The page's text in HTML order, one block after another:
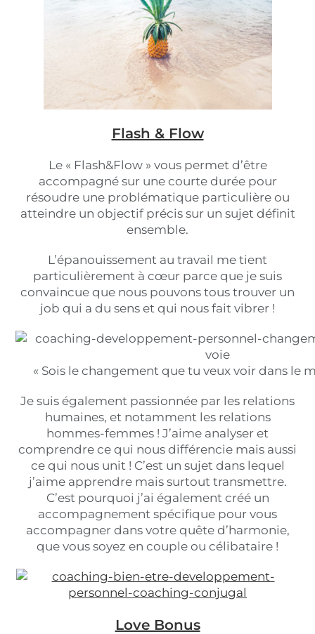
Flash & Flow
Le « Flash&Flow » vous permet d’être
accompagné sur une courte durée pour
résoudre une problématique particulière ou
atteindre un objectif précis sur un sujet définit
ensemble.
L’épanouissement au travail me tient
particulièrement à cœur parce que je suis
convaincue que nous pouvons tous trouver un
job qui a du sens et qui nous fait vibrer !
« Sois le changement que tu veux voir dans le
Je suis également passionnée par les relations
humaines, et notamment les relations
hommes-femmes ! J’aime analyser et
comprendre ce qui nous différencie mais aussi
ce qui nous unit ! C’est un sujet dans lequel
j’aime apprendre mais surtout transmettre.
C’est pourquoi j’ai également créé un
accompagnement spécifique pour vous
accompagner dans votre quête d’harmonie,
que vous soyez en couple ou célibataire !
Love Bonus